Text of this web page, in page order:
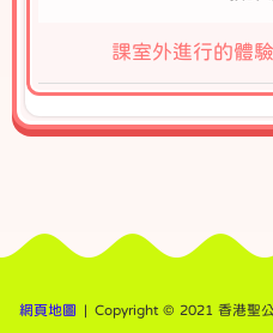
課室外進行的體
網頁地圖 | Copyright © 2021 香港聖